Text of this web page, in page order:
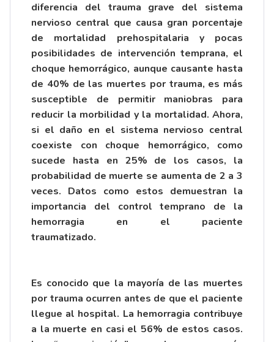
diferencia del trauma grave del sistema
nervioso central que causa gran porcentaje
de mortalidad prehospitalaria y pocas
posibilidades de intervención temprana, el
choque hemorrágico, aunque causante hasta
de 40% de las muertes por trauma, es más
susceptible de permitir maniobras para
reducir la morbilidad y la mortalidad. Ahora,
si el daño en el sistema nervioso central
coexiste con choque hemorrágico, como
sucede hasta en 25% de los casos, la
probabilidad de muerte se aumenta de 2 a 3
veces. Datos como estos demuestran la
importancia del control temprano de la
hemorragia en el paciente
traumatizado.
Es conocido que la mayoría de las muertes
por trauma ocurren antes de que el paciente
llegue al hospital. La hemorragia contribuye
a la muerte en casi el 56% de estos casos.